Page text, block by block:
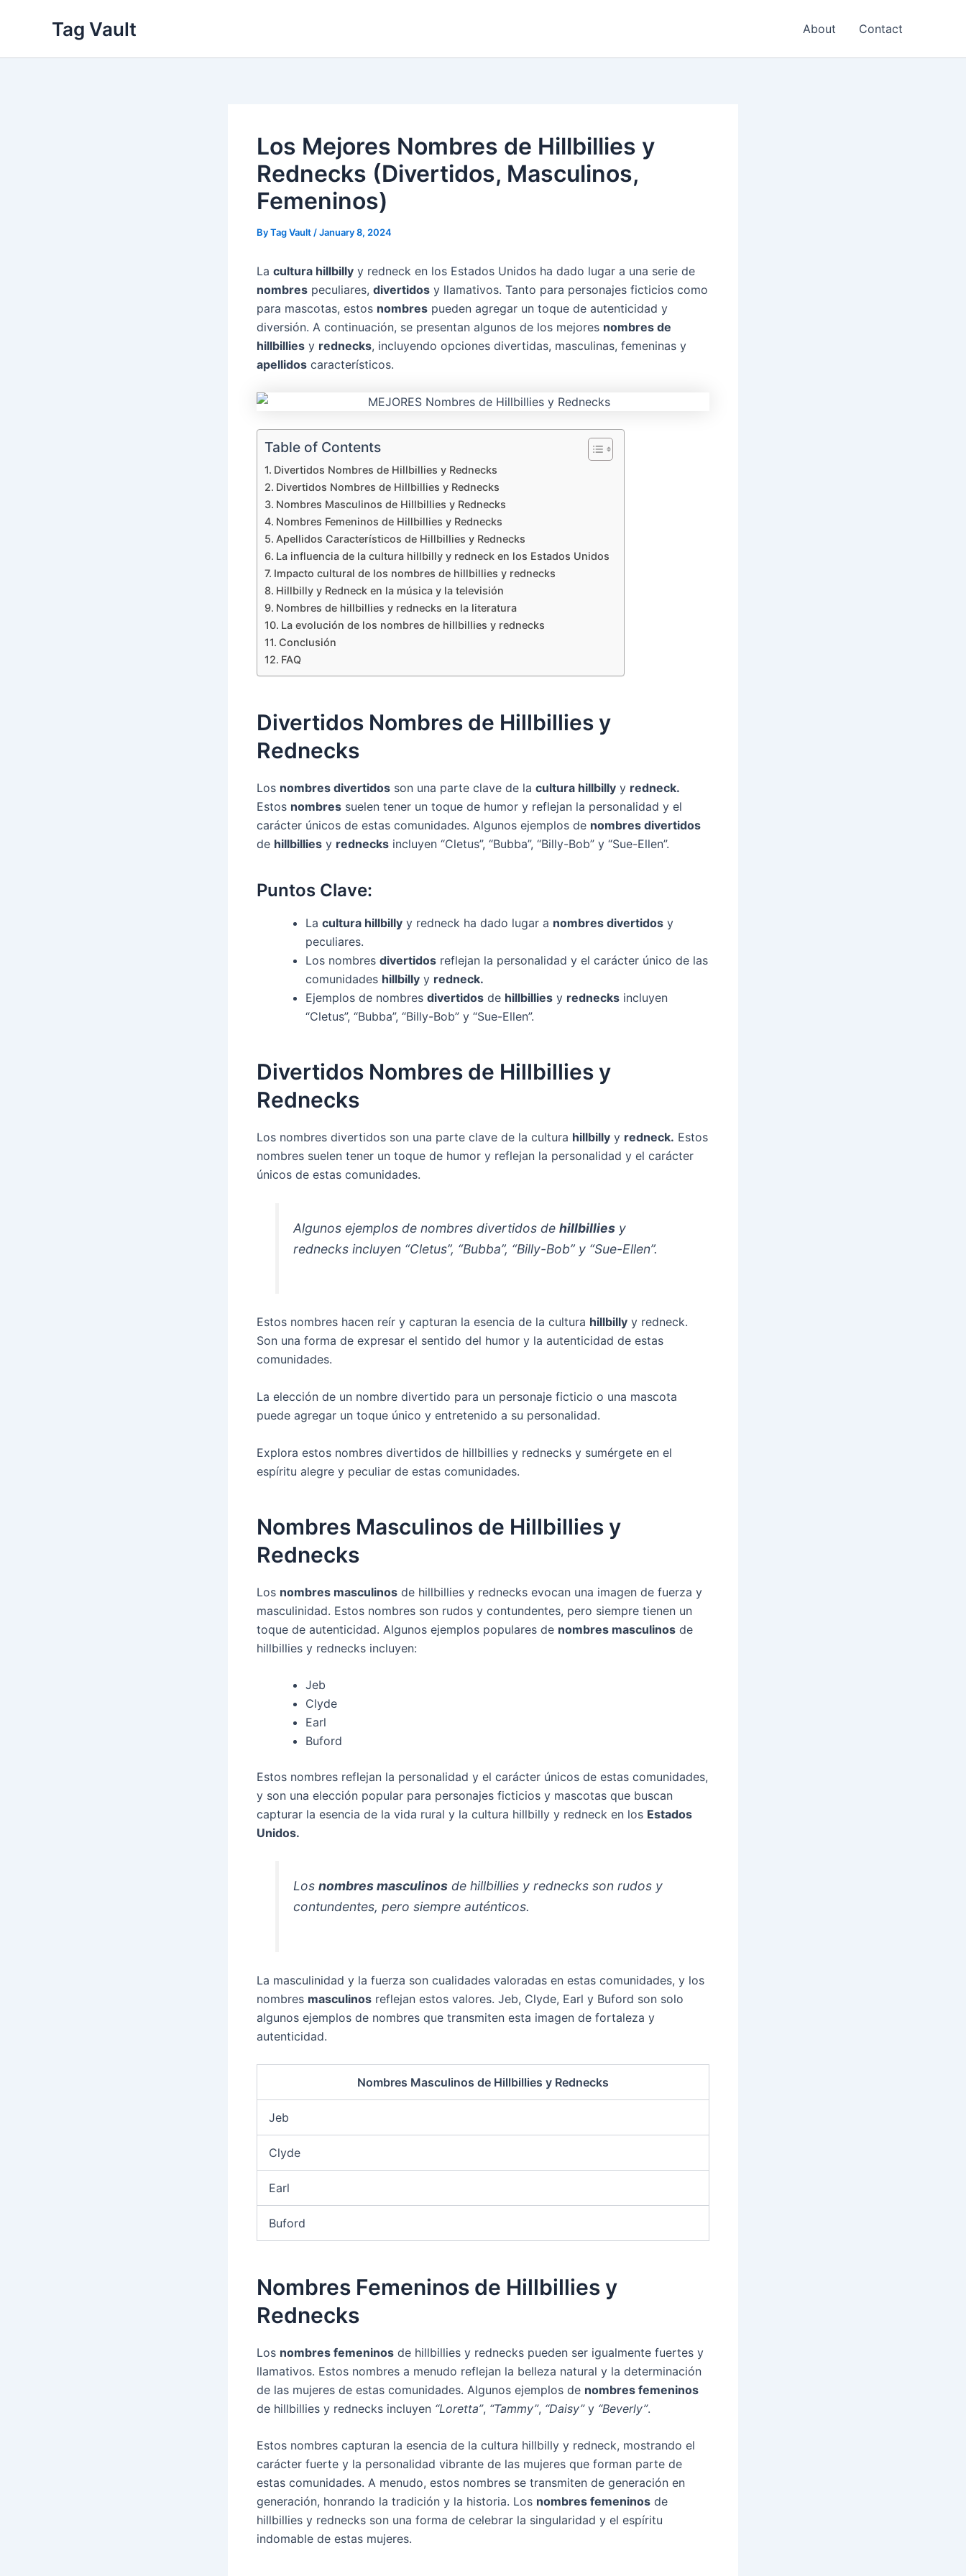
Tag Vault About Contact
Los Mejores Nombres de Hillbillies y
Rednecks (Divertidos, Masculinos,
Femeninos)
ByTag Vault /January 8, 2024
La cultura hillbilly y redneck en los Estados Unidos ha dado lugar a una serie de
nombres peculiares, divertidos y llamativos. Tanto para personajes ficticios como
para mascotas, estos nombres pueden agregar un toque de autenticidad y
diversión. A continuación, se presentan algunos de los mejores nombres de
hillbillies y rednecks, incluyendo opciones divertidas, masculinas, femeninas y
apellidos característicos.
Table of Contents
Divertidos Nombres de Hillbillies y Rednecks
Divertidos Nombres de Hillbillies y Rednecks
Nombres Masculinos de Hillbillies y Rednecks
Nombres Femeninos de Hillbillies y Rednecks
Apellidos Característicos de Hillbillies y Rednecks
La influencia de la cultura hillbilly y redneck en los Estados Unidos
Impacto cultural de los nombres de hillbillies y rednecks
Hillbilly y Redneck en la música y la televisión
Nombres de hillbillies y rednecks en la literatura
La evolución de los nombres de hillbillies y rednecks
Conclusión
FAQ
Divertidos Nombres de Hillbillies y
Rednecks
Los nombres divertidos son una parte clave de la cultura hillbilly y redneck.
Estos nombres suelen tener un toque de humor y reflejan la personalidad y el
carácter únicos de estas comunidades. Algunos ejemplos de nombres divertidos
de hillbillies y rednecks incluyen “Cletus”, “Bubba”, “Billy-Bob” y “Sue-Ellen”.
Puntos Clave:
La cultura hillbilly y redneck ha dado lugar a nombres divertidos y
peculiares.
Los nombres divertidos reflejan la personalidad y el carácter único de las
comunidades hillbilly y redneck.
Ejemplos de nombres divertidos de hillbillies y rednecks incluyen
“Cletus”, “Bubba”, “Billy-Bob” y “Sue-Ellen”.
Divertidos Nombres de Hillbillies y
Rednecks
Los nombres divertidos son una parte clave de la cultura hillbilly y redneck. Estos
nombres suelen tener un toque de humor y reflejan la personalidad y el carácter
únicos de estas comunidades.
Algunos ejemplos de nombres divertidos dehillbillies y
rednecks incluyen “Cletus”, “Bubba”, “Billy-Bob” y “Sue-Ellen”.
Estos nombres hacen reír y capturan la esencia de la cultura hillbilly y redneck.
Son una forma de expresar el sentido del humor y la autenticidad de estas
comunidades.
La elección de un nombre divertido para un personaje ficticio o una mascota
puede agregar un toque único y entretenido a su personalidad.
Explora estos nombres divertidos de hillbillies y rednecks y sumérgete en el
espíritu alegre y peculiar de estas comunidades.
Nombres Masculinos de Hillbillies y
Rednecks
Los nombres masculinos de hillbillies y rednecks evocan una imagen de fuerza y
masculinidad. Estos nombres son rudos y contundentes, pero siempre tienen un
toque de autenticidad. Algunos ejemplos populares de nombres masculinos de
hillbillies y rednecks incluyen:
Jeb
Clyde
Earl
Buford
Estos nombres reflejan la personalidad y el carácter únicos de estas comunidades,
y son una elección popular para personajes ficticios y mascotas que buscan
capturar la esencia de la vida rural y la cultura hillbilly y redneck en los Estados
Unidos.
Losnombres masculinos de hillbillies y rednecks son rudos y
contundentes, pero siempre auténticos.
La masculinidad y la fuerza son cualidades valoradas en estas comunidades, y los
nombres masculinos reflejan estos valores. Jeb, Clyde, Earl y Buford son solo
algunos ejemplos de nombres que transmiten esta imagen de fortaleza y
autenticidad.
Nombres Masculinos de Hillbillies y Rednecks
Jeb
Clyde
Earl
Buford
Nombres Femeninos de Hillbillies y
Rednecks
Los nombres femeninos de hillbillies y rednecks pueden ser igualmente fuertes y
llamativos. Estos nombres a menudo reflejan la belleza natural y la determinación
de las mujeres de estas comunidades. Algunos ejemplos de nombres femeninos
de hillbillies y rednecks incluyen “Loretta”, “Tammy”, “Daisy”y “Beverly”.
Estos nombres capturan la esencia de la cultura hillbilly y redneck, mostrando el
carácter fuerte y la personalidad vibrante de las mujeres que forman parte de
estas comunidades. A menudo, estos nombres se transmiten de generación en
generación, honrando la tradición y la historia. Los nombres femeninos de
hillbillies y rednecks son una forma de celebrar la singularidad y el espíritu
indomable de estas mujeres.